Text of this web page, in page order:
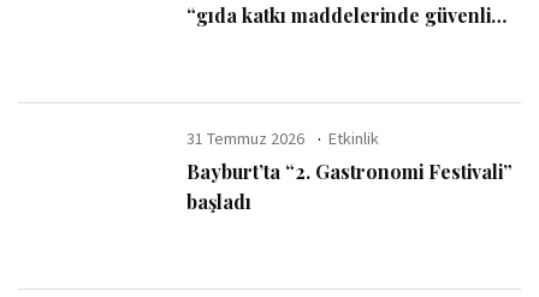
“gıda katkı maddelerinde güvenli
31 Temmuz 2026 Etkinlik
Bayburt’ta “2. Gastronomi Festivali”
başladı